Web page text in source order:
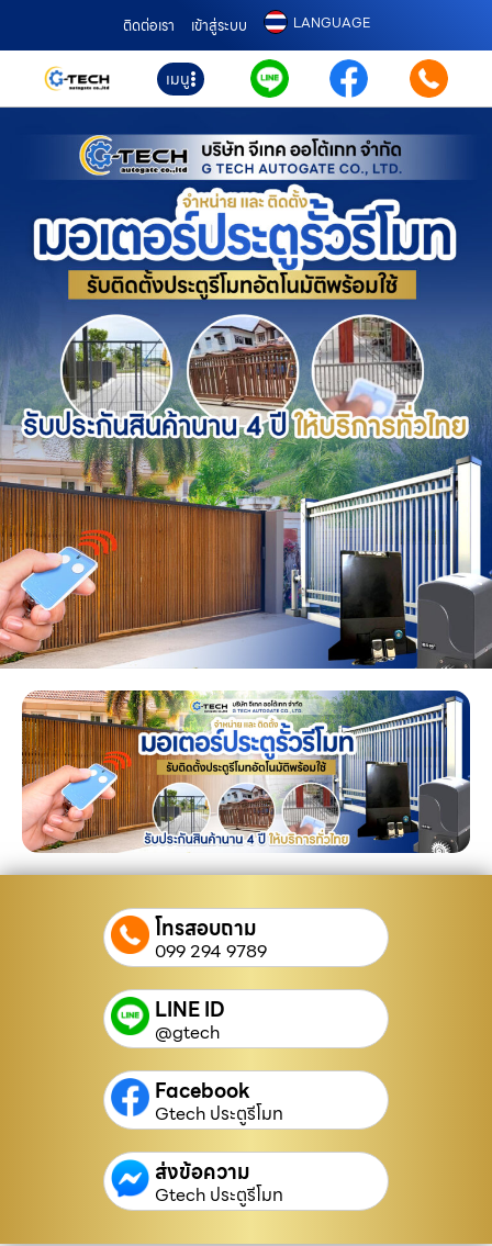
ติดต่อเรา เข้าสู่ระบบ LANGUAGE
เมนู
โทรสอบถาม
099 294 9789
LINE ID
@gtech
Facebook
Gtech ประตูรีโมท
ส่งข้อความ
Gtech ประตูรีโมท